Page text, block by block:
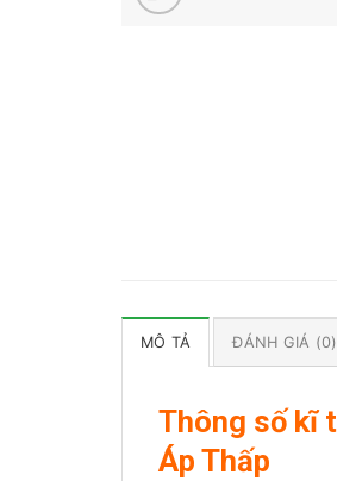
MÔ TẢ ĐÁNH GIÁ (0)
Thông số kĩ
Áp Thấp